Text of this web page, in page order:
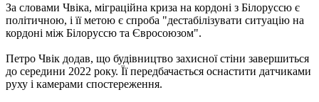
За словами Чвіка, міграційна криза на кордоні з Білоруссю є
політичною, і її метою є спроба "дестабілізувати ситуацію на
кордоні між Білоруссю та Євросоюзом".
Петро Чвік додав, що будівництво захисної стіни завершиться
до середини 2022 року. Її передбачається оснастити датчиками
руху і камерами спостереження.